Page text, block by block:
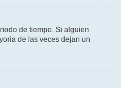
de tiempo. Si alguien
de las veces dejan un